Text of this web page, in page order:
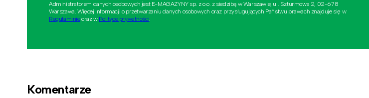
Administratorem danych osobowych jest E-MAGAZYNY sp. z o.o. z siedzibą w Warszawie, ul. Szturmowa 2, 02-678
Warszawa. Więcej informacji o przetwarzaniu danych osobowych oraz przysługujących Państwu prawach znajduje się w
Regulaminieoraz w Polityce prywatności
Komentarze